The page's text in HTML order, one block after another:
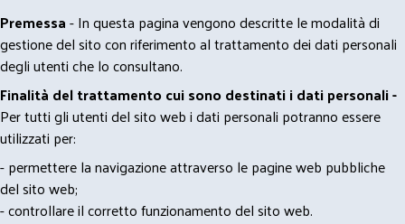
Premessa- In questa pagina vengono descritte le modalità di
gestione del sito con riferimento al trattamento dei dati personali
degli utenti che lo consultano.
Finalità del trattamento cui sono destinati i dati personali -
Per tutti gli utenti del sito web i dati personali potranno essere
utilizzati per:
- permettere la navigazione attraverso le pagine web pubbliche
del sito web;
- controllare il corretto funzionamento del sito web.